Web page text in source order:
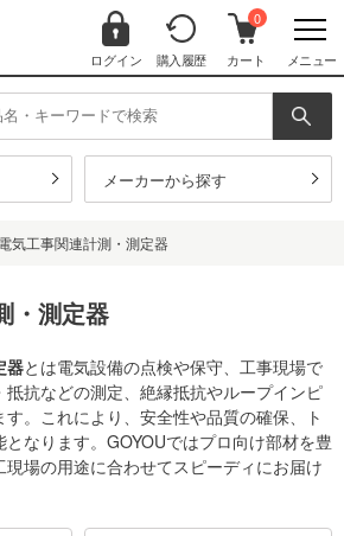
ログイン 購入履歴
0
カート メニュー
メーカーから探す
電気工事関連計測・測定器
・測定器
器とは電気設備の点検や保守、工事現場で
抗などの測定、絶縁抵抗やループインピ
。これにより、安全性や品質の確保、ト
なります。GOYOUではプロ向け部材を豊
場の用途に合わせてスピーディにお届け